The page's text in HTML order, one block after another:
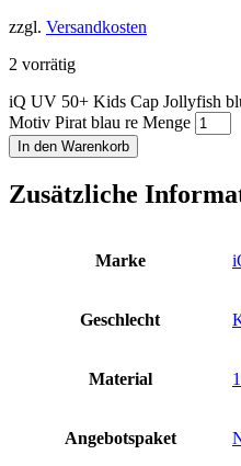
zzgl. Versandkosten
2 vorrätig
iQ UV 50+ Kids Cap Jollyfish
Motiv Pirat blau re Menge
In den Warenkorb
Zusätzliche
Marke
Geschlecht
Material
Angebotspaket